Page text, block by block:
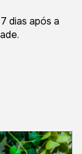
dias após a